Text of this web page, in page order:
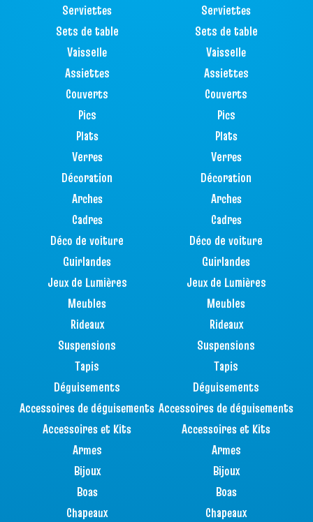
Serviettes
Sets de table
Vaisselle
Assiettes
Couverts
Pics
Plats
Verres
Décoration
Arches
Cadres
Déco de voiture
Guirlandes
Jeux de Lumières
Meubles
Rideaux
Suspensions
Tapis
Déguisements
Accessoires de déguisements
Accessoires et Kits
Armes
Bijoux
Boas
Chapeaux
Serviettes
Sets de table
Vaisselle
Assiettes
Couverts
Pics
Plats
Verres
Décoration
Arches
Cadres
Déco de voiture
Guirlandes
Jeux de Lumières
Meubles
Rideaux
Suspensions
Tapis
Déguisements
Accessoires de déguisements
Accessoires et Kits
Armes
Bijoux
Boas
Chapeaux